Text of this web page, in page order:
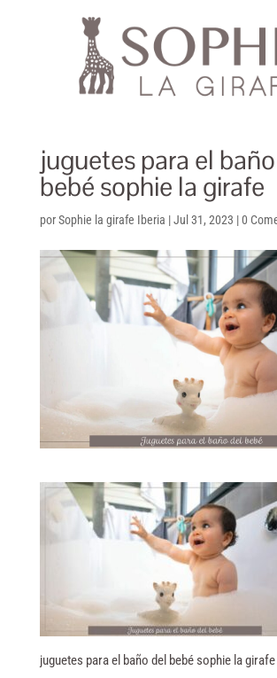
juguetes para el
bebé sophie la girafe
porSophie la girafe Iberia |Jul 31, 2023 |0
juguetes para el baño del bebé sophie la girafe